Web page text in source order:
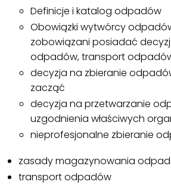
Definicje i katalog odpadów
Obowiązki wytwórcy
zobowiązani posiadać
odpadów, transport
decyzja na zbieranie
zacząć
decyzja na przetwarzanie
uzgodnienia właściwych
nieprofesjonalne zbieranie
zasady magazynowania
transport odpadów